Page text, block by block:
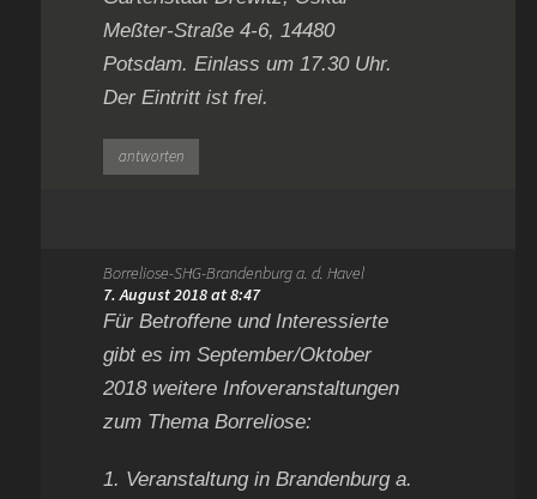
Meßter-Straße 4-6, 14480
Potsdam. Einlass um 17.30 Uhr.
Der Eintritt ist frei.
antworten
Borreliose-SHG-Brandenburg a. d. Havel
7. August 2018 at 8:47
Für Betroffene und Interessierte
gibt es im September/Oktober
2018 weitere Infoveranstaltungen
zum Thema Borreliose:
1. Veranstaltung in Brandenburg a.